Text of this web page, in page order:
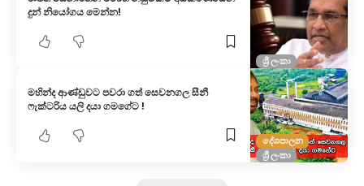
ශ්‍රී ලංකා
දුන් නියෝගය මෙන්න!
දේශපාලන
ශ්‍රී ලංකා
මහින්ද ආණ්ඩුවට පවරා ගත් සෙවනගල සීනී
ෆැක්ටරිය යලි දයා ගමගේට !